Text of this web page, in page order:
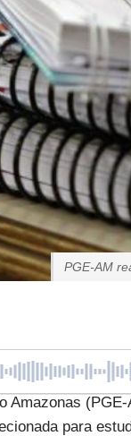
PGE-AM
Amazonas
para